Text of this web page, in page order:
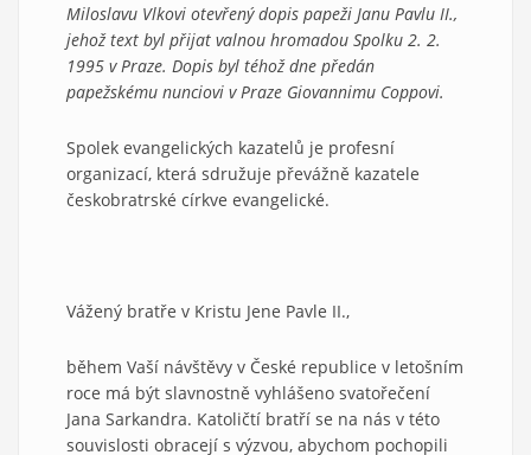
Miloslavu Vlkovi otevřený dopis papeži Janu Pavlu II.,
jehož text byl přijat valnou hromadou Spolku 2. 2.
1995 v Praze. Dopis byl téhož dne předán
papežskému nunciovi v Praze Giovannimu Coppovi.
Spolek evangelických kazatelů je profesní
organizací, která sdružuje převážně kazatele
českobratrské církve evangelické.
Vážený bratře v Kristu Jene Pavle II.,
během Vaší návštěvy v České republice v letošním
roce má být slavnostně vyhlášeno svatořečení
Jana Sarkandra. Katoličtí bratří se na nás v této
souvislosti obracejí s výzvou, abychom pochopili